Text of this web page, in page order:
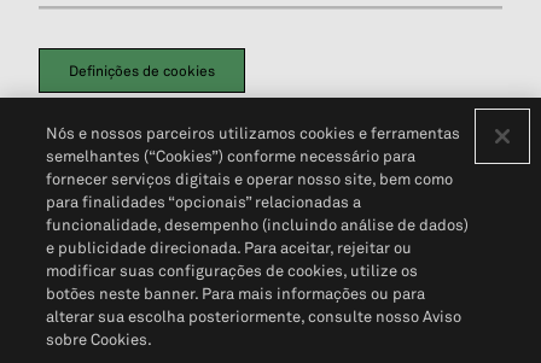
Definições de cookies
Política de PrivacidadePortal de privacidade do cliente (em inglês)
Não Venda Minhas Informações Pessoais© 2026 S&P Global
Nós e nossos parceiros utilizamos cookies e ferramentas
semelhantes (“Cookies”) conforme necessário para
fornecer serviços digitais e operar nosso site, bem como
para finalidades “opcionais” relacionadas a
funcionalidade, desempenho (incluindo análise de dados)
e publicidade direcionada. Para aceitar, rejeitar ou
modificar suas configurações de cookies, utilize os
botões neste banner. Para mais informações ou para
alterar sua escolha posteriormente, consulte nosso Aviso
sobre Cookies.